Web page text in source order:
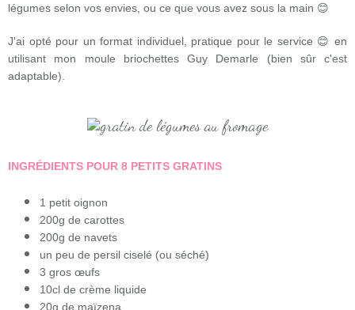
légumes selon vos envies, ou ce que vous avez sous la main 😊
J'ai opté pour un format individuel, pratique pour le service 😊 en
utilisant mon moule briochettes Guy Demarle (bien sûr c'est
adaptable).
INGRÉDIENTS POUR 8 PETITS GRATINS
1 petit oignon
200g de carottes
200g de navets
un peu de persil ciselé (ou séché)
3 gros œufs
10cl de crème liquide
20g de maïzena